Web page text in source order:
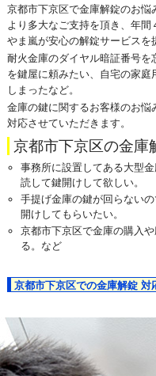
京都市下京区で金庫解錠のお悩
より多大なご支持を頂き、年
やま嵐が安心の解錠サービスを
耐火金庫のダイヤル暗証番号
を鍵屋に頼みたい、自宅の家
しまったなど。
金庫の鍵に関するお客様のお
対応させていただきます。
京都市下京区の金庫
事務所に設置してある大型
読して鍵開けして欲しい。
手提げ金庫の鍵が回らない
開けしてもらいたい。
京都市下京区で金庫の購入
る。など
京都市下京区での金庫解錠 対